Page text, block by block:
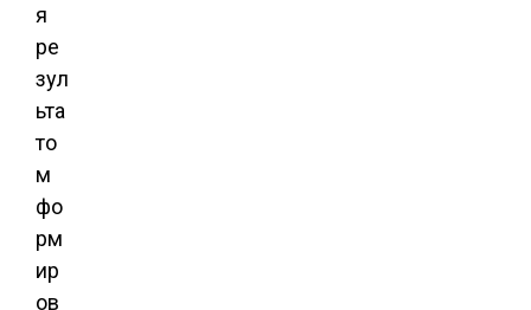
я
ре
зул
ьта
то
м
фо
рм
ир
ов